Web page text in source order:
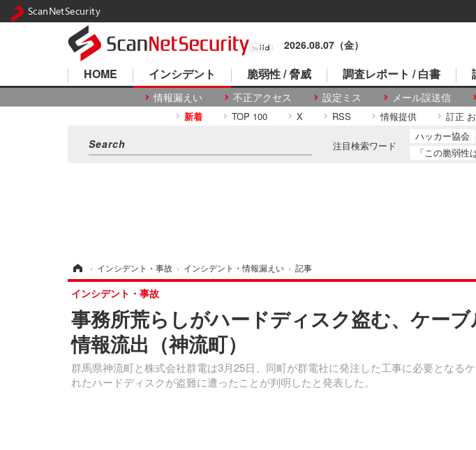
2026.08.07（金）
HOME インシデント
情報漏えい 不正アクセス 設定ミス メール誤送信
脆弱性 / 脅威 調査レポート / 白書
新着 TOP 100 X RSS 情報提供 訂正
注目検索ワード
ハッカー協会
「この脆弱
› インシデント・事故 › インシデント・情報漏えい › 記事
事務所荒らしがハードディスク盗む、ケー
情報流出（神流町）
群馬県神流町と株式会社群電は3月25日、同町が群電社に発注した工事に必要となる
れたハードディスクが盗難に遭ったことが判明したと発表した。
インシデント・事故
ScanNetSecurity